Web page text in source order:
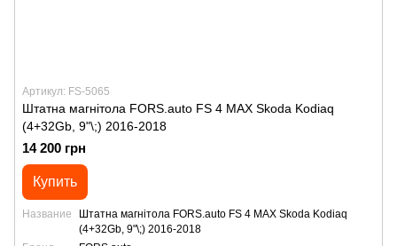
Артикул: FS-5065
Штатна магнітола FORS.auto FS 4 MAX Skoda Kodiaq
(4+32Gb, 9"\;) 2016-2018
14 200 грн
Купить
Название
Штатна магнітола FORS.auto FS 4 MAX Skoda Kodiaq
(4+32Gb, 9"\;) 2016-2018